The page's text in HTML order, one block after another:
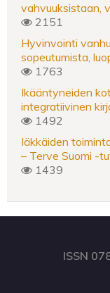
vahvuuksistaan,
2151
Hyvinvointi
sopeutumista,
1763
Ikääntyneiden
integratiivinen
1492
Iäkkäiden
– Terve Suomi -
1439
ISSN